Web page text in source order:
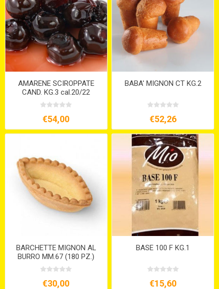
AMARENE SCIROPPATE
CAND. KG.3 cal.20/22
€54,00
BABA' MIGNON CT KG.2
€52,26
BARCHETTE MIGNON AL
BURRO MM.67 (180 PZ.)
€30,00
BASE 100 F KG.1
€15,60